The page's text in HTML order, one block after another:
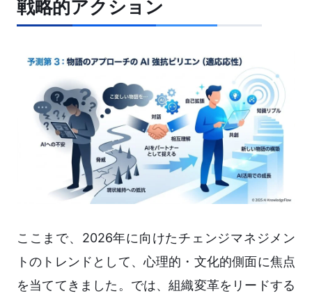
戦略的アクション
ここまで、2026年に向けたチェンジマネジメン
トのトレンドとして、心理的・文化的側面に焦点
を当ててきました。では、組織変革をリードする